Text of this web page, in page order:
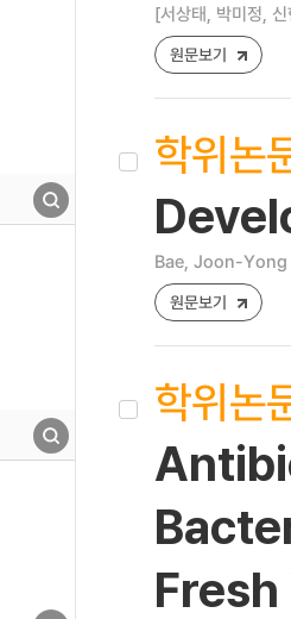
[서상태, 박미정,
원문보기
학위논
Bae, Joon-Yong
원문보기
학위논